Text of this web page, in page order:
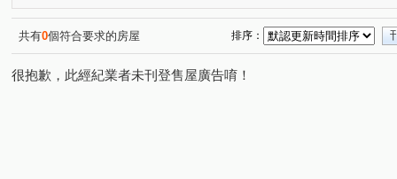
中和街(2) 仁愛街(1)
共有0個符合要求的房屋 排序：
很抱歉，此經紀業者未刊登售屋廣告唷！